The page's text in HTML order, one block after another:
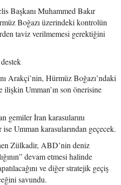
Başkanı Muhammed Bakır
Boğazı üzerindeki kontrolün
taviz verilmemesi gerektiğini
Arakçi’nin, Hürmüz Boğazı’ndaki
Umman’ın son önerisine
gemiler İran karasularını
Umman karasularından geçecek.
Zülkadir, ABD’nin deniz
devam etmesi halinde
ve diğer stratejik geçiş
savundu.